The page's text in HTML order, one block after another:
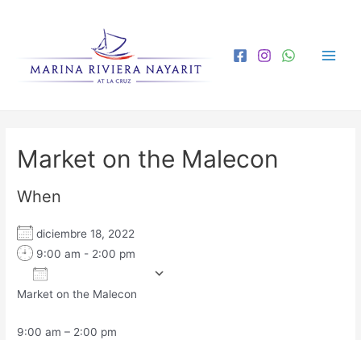
Market on the Malecon
When
diciembre 18, 2022
9:00 am - 2:00 pm
Download ICS
Market on the Malecon
9:00 am – 2:00 pm